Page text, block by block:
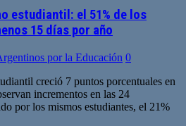
estudiantil: el 51% de los
15 días por año
por la Educación 0
creció 7 puntos porcentuales en
incrementos en las 24
por los mismos estudiantes, el 21%